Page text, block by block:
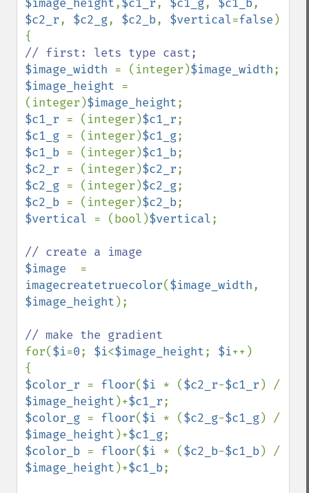
$image_height,$c1_r, $c1_g, $c1_b
$c2_r, $c2_g, $c2_b, $vertical=false )
$image_width = (integer)$image_width
$image_height =
(integer)$image_height
$c1_r = (integer)$c1_r
$c1_g = (integer)$c1_g
$c1_b = (integer)$c1_b
$c2_r = (integer)$c2_r
$c2_g = (integer)$c2_g
$c2_b = (integer)$c2_b
$vertical = (bool)$vertical;
$image
imagecreatetruecolor($image_width
$image_height );
for($i=0; $i<$image_height; $i++)
$color_r = floor($i * ($c2_r-$c1_r
$image_height )+$c1_r
$color_g = floor($i * ($c2_g-$c1_g
$image_height )+$c1_g
$color_b = floor($i * ($c2_b-$c1_b
$image_height )+$c1_b;